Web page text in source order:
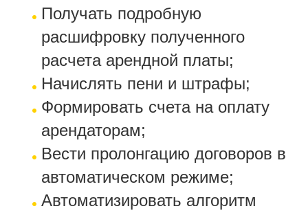
Получать подробную
расшифровку полученного
расчета арендной платы;
Начислять пени и штрафы;
Формировать счета на оплату
арендаторам;
Вести пролонгацию договоров в
автоматическом режиме;
Автоматизировать алгоритм